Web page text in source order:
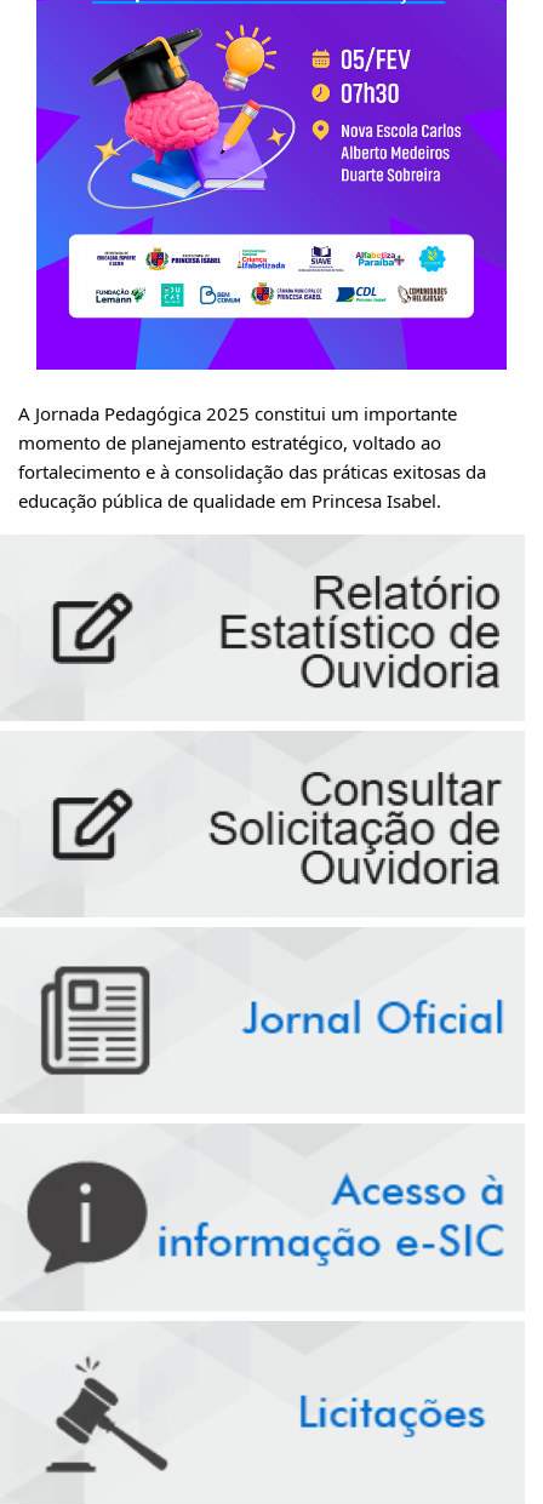
A Jornada Pedagógica 2025 constitui um importante
momento de planejamento estratégico, voltado ao
fortalecimento e à consolidação das práticas exitosas da
educação pública de qualidade em Princesa Isabel.